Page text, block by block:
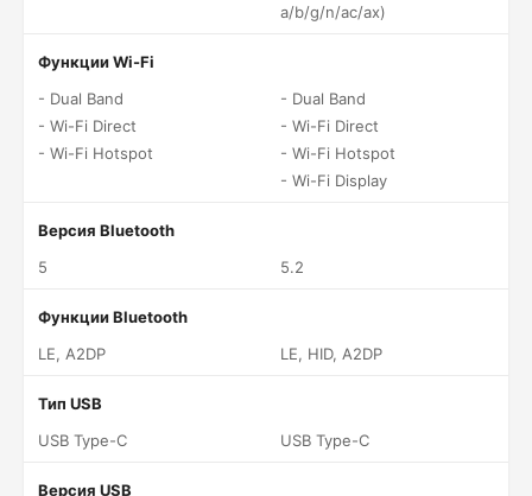
a/b/g/n/ac/ax)
Функции Wi-Fi
- Dual Band
- Wi-Fi Direct
- Wi-Fi Hotspot
- Dual Band
- Wi-Fi Direct
- Wi-Fi Hotspot
- Wi-Fi Display
Версия Bluetooth
5
5.2
Функции Bluetooth
LE, A2DP
LE, HID, A2DP
Тип USB
USB Type-C
USB Type-C
Версия USB